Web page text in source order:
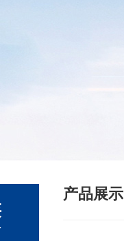
产品展示